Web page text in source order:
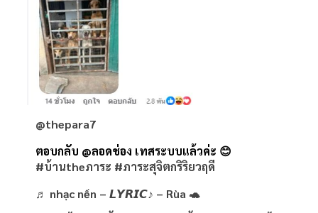
@thepara7
ตอบกลับ @ลอดช่อง เทสระบบแล้วค่ะ 😊
#บ้านtheภาระ #ภาระสุจิตกริริยวฤดี
♬ nhạc nền – 𝙇𝙔𝙍𝙄𝘾♪ – Rùa 🐢